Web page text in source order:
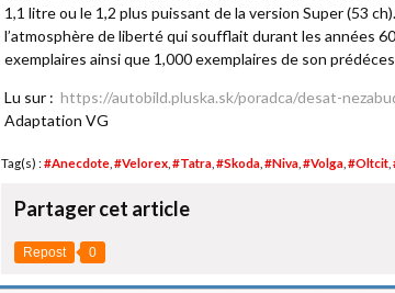
1,1 litre ou le 1,2 plus puissant de la version Super (53
l’atmosphère de liberté qui soufflait durant les années
exemplaires ainsi que 1,000 exemplaires de son
Lu sur : https://autobild.pluska.sk/poradca/desat-
Adaptation VG
Tag(s) : #Anecdote #Velorex #Tatra #Skoda #Niva #Volga #Oltcit
Partager cet article
Repost 0